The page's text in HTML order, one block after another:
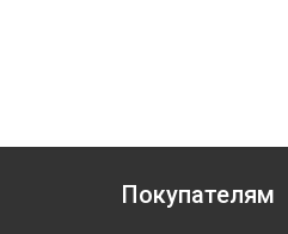
Покупателям